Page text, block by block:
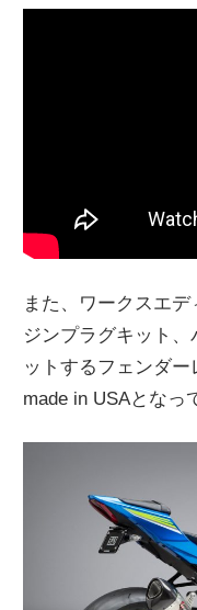
また、ワークスエ
ジンプラグキット
ットするフェンダ
made in USAとなっ